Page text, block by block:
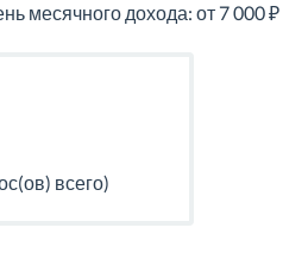
месячного дохода: от 7 000 ₽
всего)